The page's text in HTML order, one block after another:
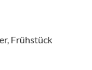
Frühstück